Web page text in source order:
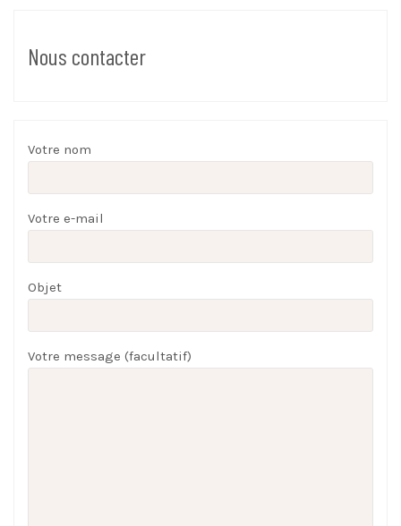
Nous contacter
Votre nom
Votre e-mail
Objet
Votre message (facultatif)